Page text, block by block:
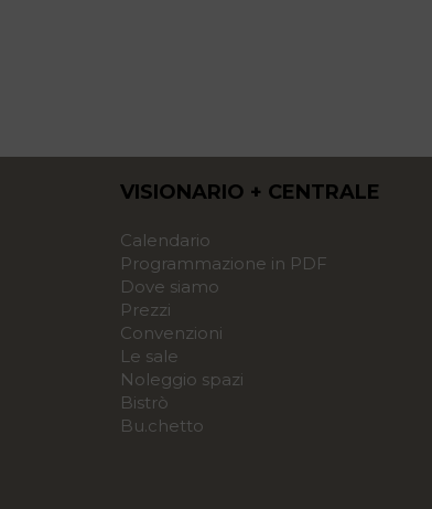
VISIONARIO + CENTRALE
Calendario
Programmazione in PDF
Dove siamo
Prezzi
Convenzioni
Le sale
Noleggio spazi
Bistrò
Bu.chetto